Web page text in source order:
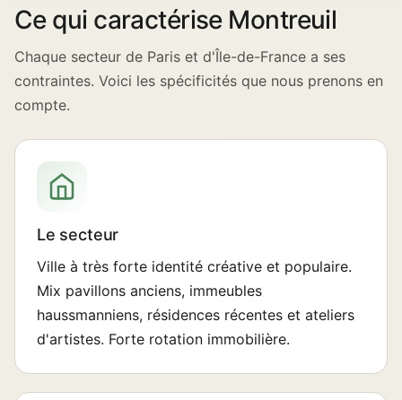
Ce qui caractérise Montreuil
Chaque secteur de Paris et d'Île-de-France a ses
contraintes. Voici les spécificités que nous prenons en
compte.
Le secteur
Ville à très forte identité créative et populaire.
Mix pavillons anciens, immeubles
haussmanniens, résidences récentes et ateliers
d'artistes. Forte rotation immobilière.